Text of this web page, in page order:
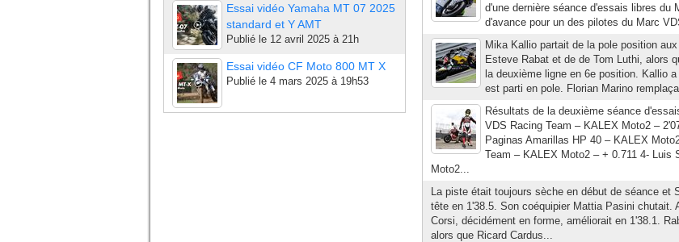
Essai vidéo Yamaha MT 07 2025
standard et Y AMT
Publié le 12 avril 2025 à 21h
Essai vidéo CF Moto 800 MT X
Publié le 4 mars 2025 à 19h53
d'une dernière séance d'essais libres du
d'avance pour un des pilotes du Marc
Mika Kallio partait de la pole position
Esteve Rabat et de de Tom Luthi, alors
la deuxième ligne en 6e position. Kallio
est parti en pole. Florian Marino
Résultats de la deuxième séance
VDS Racing Team – KALEX Moto2 –
Paginas Amarillas HP 40 – KALEX
Team – KALEX Moto2 – + 0.711 4- Luis
Moto2...
La piste était toujours sèche en début de séance et
tête en 1'38.5. Son coéquipier Mattia Pasini chutait.
Corsi, décidément en forme, améliorait en 1'38.1.
alors que Ricard Cardus...